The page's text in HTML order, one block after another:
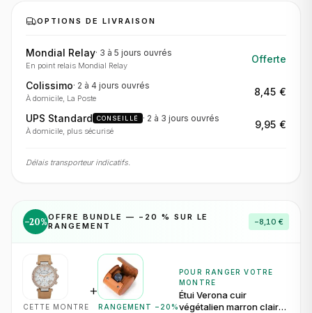
OPTIONS DE LIVRAISON
Mondial Relay· 3 à 5 jours ouvrés
En point relais Mondial Relay
Offerte
Colissimo· 2 à 4 jours ouvrés
À domicile, La Poste
8,45 €
UPS Standard CONSEILLÉ · 2 à 3 jours ouvrés
À domicile, plus sécurisé
9,95 €
Délais transporteur indicatifs.
−20%OFFRE BUNDLE — − 20 % SUR LE
RANGEMENT
−8,10 €
CETTE MONTRE
+
RANGEMENT − 20 %
POUR RANGER VOTRE
MONTRE
Étui Verona cuir
végétalien marron clair